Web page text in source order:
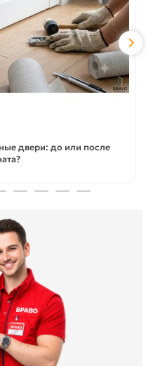
двери: до или после